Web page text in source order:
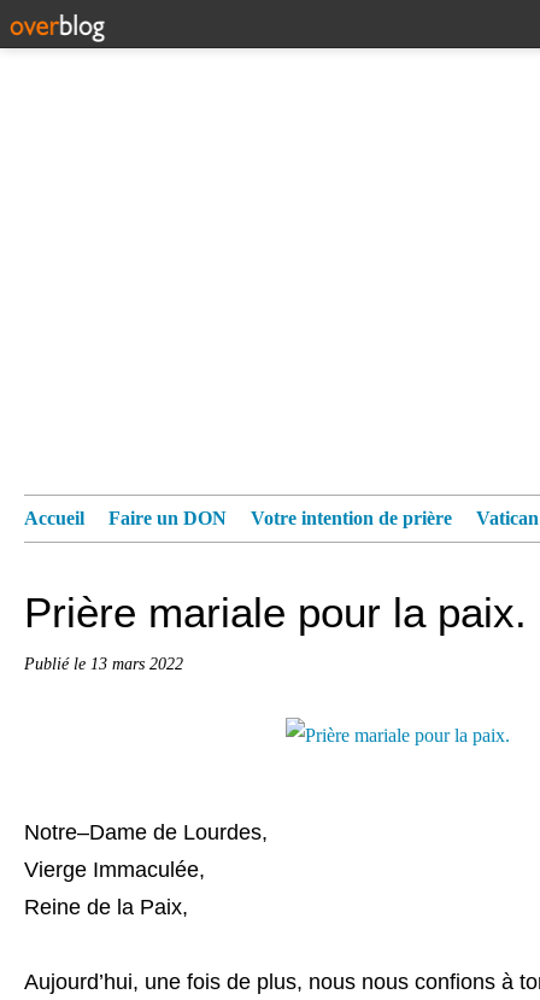
Accueil Faire un DON Votre intention de prière
Prière mariale pour la paix.
Publié le 13 mars 2022
Notre–Dame de Lourdes,
Vierge Immaculée,
Reine de la Paix,
Aujourd’hui, une fois de plus, nous nous confions à